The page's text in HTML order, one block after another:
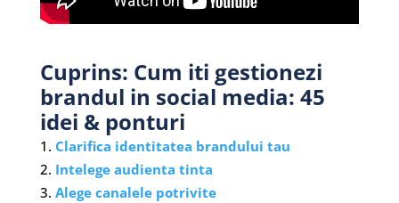
Cuprins: Cum iti gestionezi
brandul in social media: 45
idei & ponturi
Clarifica identitatea brandului tau
Intelege audienta tinta
Alege canalele potrivite